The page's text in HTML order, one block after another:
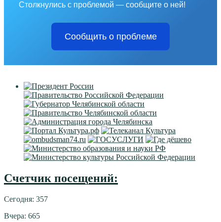
Столкнулись с проблемой — сообщите о ней!
Сообщить о проблеме
Счетчик посещений:
Сегодня: 357
Вчера: 665